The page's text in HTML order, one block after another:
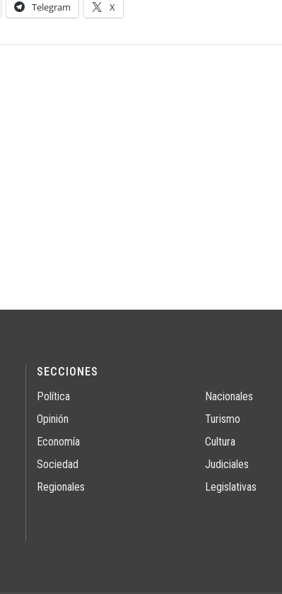
Telegram X
SECCIONES
Política
Opinión
Economía
Sociedad
Regionales
Nacionales
Turismo
Cultura
Judiciales
Legislativas